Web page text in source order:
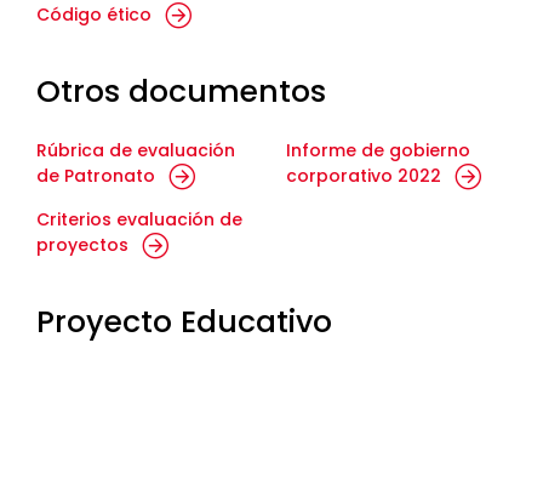
Código ético
Otros documentos
Rúbrica de evaluación
de Patronato
Informe de gobierno
corporativo 2022
Criterios evaluación de
proyectos
Proyecto Educativo